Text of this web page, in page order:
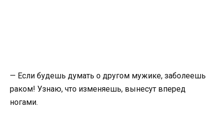
— Если будешь думать о другом мужике, заболеешь
раком! Узнаю, что изменяешь, вынесут вперед
ногами.